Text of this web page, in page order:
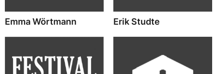
Emma Wörtmann Erik Studte